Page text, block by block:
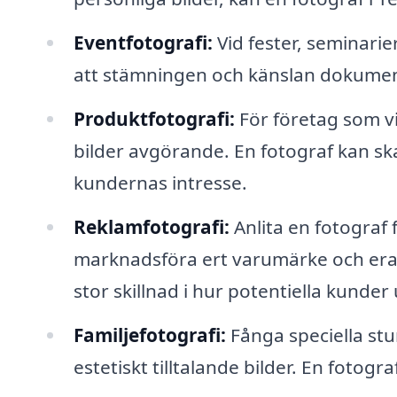
Eventfotografi: Vid fester,
att stämningen och känslan
Produktfotografi: För företag som
bilder avgörande. En fotograf kan
kundernas intresse.
Reklamfotografi: Anlita en fotograf
marknadsföra ert varumärke och
stor skillnad i hur potentiella kunder
Familjefotografi: Fånga speciella
estetiskt tilltalande bilder. En